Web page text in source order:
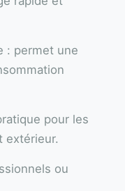
: permet une
pour les
extérieur.
ou